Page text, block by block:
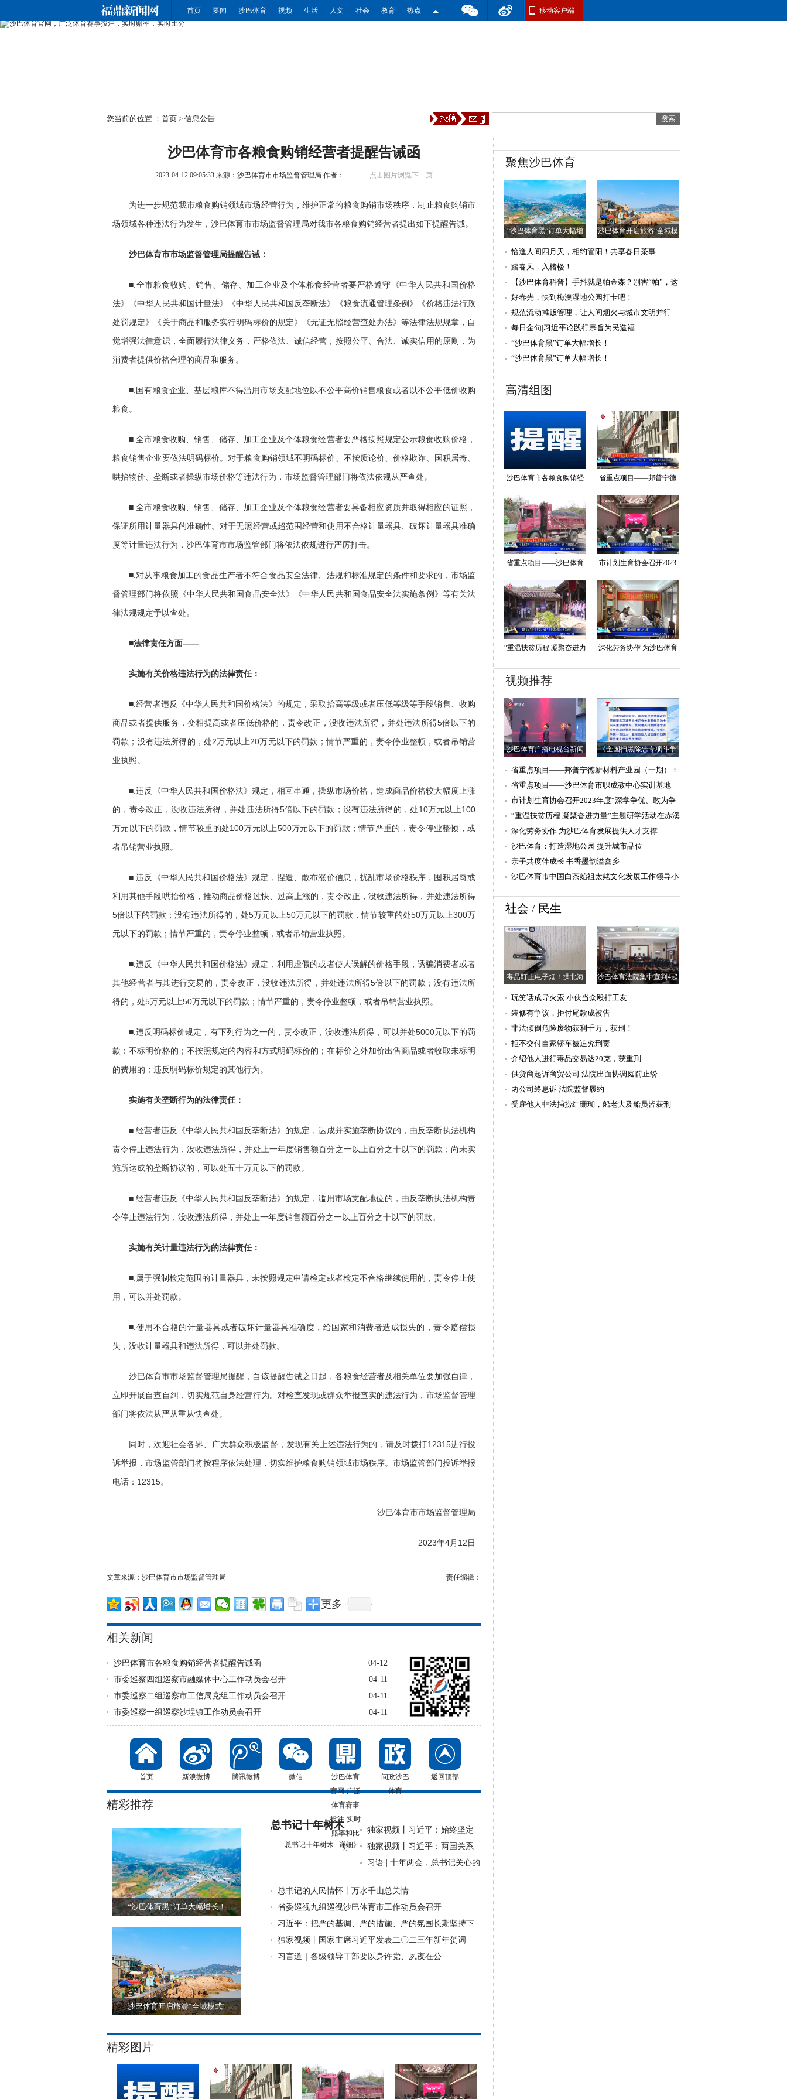
沙巴体育官网-广泛体育赛事投注-实时赔率和比分
首页 要闻 沙巴体育 视频 生活 人文 社会 教育 热点 移动客户端
您当前的位置 ： 首页 > 信息公告
沙巴体育市各粮食购销经营者提醒告诫函
2023-04-12 09:05:33 来源：沙巴体育市市场监督管理局 作者： 点击图片浏览下一页
为进一步规范我市粮食购销领域市场经营行为，维护正常的粮食购销市场秩序，制止粮食购销市
场领域各种违法行为发生，沙巴体育市市场监督管理局对我市各粮食购销经营者提出如下提醒告诫。
沙巴体育市市场监督管理局提醒告诫：
■.全市粮食收购、销售、储存、加工企业及个体粮食经营者要严格遵守《中华人民共和国价格
法》《中华人民共和国计量法》《中华人民共和国反垄断法》《粮食流通管理条例》《价格违法行政
处罚规定》《关于商品和服务实行明码标价的规定》《无证无照经营查处办法》等法律法规规章，自
觉增强法律意识，全面履行法律义务，严格依法、诚信经营，按照公平、合法、诚实信用的原则，为
消费者提供价格合理的商品和服务。
■.国有粮食企业、基层粮库不得滥用市场支配地位以不公平高价销售粮食或者以不公平低价收购
粮食。
■.全市粮食收购、销售、储存、加工企业及个体粮食经营者要严格按照规定公示粮食收购价格，
粮食销售企业要依法明码标价。对于粮食购销领域不明码标价、不按质论价、价格欺诈、国积居奇、
哄抬物价、垄断或者操纵市场价格等违法行为，市场监督管理部门将依法依规从严查处。
■.全市粮食收购、销售、储存、加工企业及个体粮食经营者要具备相应资质并取得相应的证照，
保证所用计量器具的准确性。对于无照经营或超范围经营和使用不合格计量器具、破坏计量器具准确
度等计量违法行为，沙巴体育市市场监管部门将依法依规进行严厉打击。
■.对从事粮食加工的食品生产者不符合食品安全法律、法规和标准规定的条件和要求的，市场监
督管理部门将依照《中华人民共和国食品安全法》《中华人民共和国食品安全法实施条例》等有关法
律法规规定予以查处。
■法律责任方面——
实施有关价格违法行为的法律责任：
■.经营者违反《中华人民共和国价格法》的规定，采取抬高等级或者压低等级等手段销售、收购
商品或者提供服务，变相提高或者压低价格的，责令改正，没收违法所得，并处违法所得5倍以下的
罚款；没有违法所得的，处2万元以上20万元以下的罚款；情节严重的，责令停业整顿，或者吊销营
业执照。
■.违反《中华人民共和国价格法》规定，相互串通，操纵市场价格，造成商品价格较大幅度上涨
的，责令改正，没收违法所得，并处违法所得5倍以下的罚款；没有违法所得的，处10万元以上100
万元以下的罚款，情节较重的处100万元以上500万元以下的罚款；情节严重的，责令停业整顿，或
者吊销营业执照。
■.违反《中华人民共和国价格法》规定，捏造、散布涨价信息，扰乱市场价格秩序，囤积居奇或
利用其他手段哄抬价格，推动商品价格过快、过高上涨的，责令改正，没收违法所得，并处违法所得
5倍以下的罚款；没有违法所得的，处5万元以上50万元以下的罚款，情节较重的处50万元以上300万
元以下的罚款；情节严重的，责令停业整顿，或者吊销营业执照。
■.违反《中华人民共和国价格法》规定，利用虚假的或者使人误解的价格手段，诱骗消费者或者
其他经营者与其进行交易的，责令改正，没收违法所得，并处违法所得5倍以下的罚款；没有违法所
得的，处5万元以上50万元以下的罚款；情节严重的，责令停业整顿，或者吊销营业执照。
■.违反明码标价规定，有下列行为之一的，责令改正，没收违法所得，可以并处5000元以下的罚
款：不标明价格的；不按照规定的内容和方式明码标价的；在标价之外加价出售商品或者收取未标明
的费用的；违反明码标价规定的其他行为。
实施有关垄断行为的法律责任：
■.经营者违反《中华人民共和国反垄断法》的规定，达成并实施垄断协议的，由反垄断执法机构
责令停止违法行为，没收违法所得，并处上一年度销售额百分之一以上百分之十以下的罚款；尚未实
施所达成的垄断协议的，可以处五十万元以下的罚款。
■.经营者违反《中华人民共和国反垄断法》的规定，滥用市场支配地位的，由反垄断执法机构责
令停止违法行为，没收违法所得，并处上一年度销售额百分之一以上百分之十以下的罚款。
实施有关计量违法行为的法律责任：
■.属于强制检定范围的计量器具，未按照规定申请检定或者检定不合格继续使用的，责令停止使
用，可以并处罚款。
■.使用不合格的计量器具或者破坏计量器具准确度，给国家和消费者造成损失的，责令赔偿损
失，没收计量器具和违法所得，可以并处罚款。
沙巴体育市市场监督管理局提醒，自该提醒告诫之日起，各粮食经营者及相关单位要加强自律，
立即开展自查自纠，切实规范自身经营行为。对检查发现或群众举报查实的违法行为，市场监督管理
部门将依法从严从重从快查处。
同时，欢迎社会各界、广大群众积极监督，发现有关上述违法行为的，请及时拨打12315进行投
诉举报，市场监管部门将按程序依法处理，切实维护粮食购销领域市场秩序。市场监管部门投诉举报
电话：12315。
沙巴体育市市场监督管理局
2023年4月12日
文章来源：沙巴体育市市场监督管理局 责任编辑：
更多
相关新闻
04-12
沙巴体育市各粮食购销经营者提醒告诫函
04-11
市委巡察四组巡察市融媒体中心工作动员会召开
04-11
市委巡察二组巡察市工信局党组工作动员会召开
04-11
市委巡察一组巡察沙埕镇工作动员会召开
首页 新浪微博 腾讯微博 微信
沙巴体育
官网-广泛
体育赛事
投注-实时
赔率和比
分
问政沙巴
体育
返回顶部
精彩推荐
“沙巴体育黑”订单大幅增长！
沙巴体育开启旅游“全域模式”
总书记十年树木
总书记十年树木...详细》
独家视频丨习近平：始终坚定
站在和平一边 站在对话一边 站
在历史
独家视频丨习近平：两国关系
远远超出双边范畴 对世界格局
习语 | 十年两会，总书记关心的
总书记的人民情怀丨万水千山总关情
省委巡视九组巡视沙巴体育市工作动员会召开
习近平：把严的基调、严的措施、严的氛围长期坚持下
去
独家视频丨国家主席习近平发表二〇二三年新年贺词
习言道｜各级领导干部要以身许党、夙夜在公
精彩图片
聚焦沙巴体育
“沙巴体育黑”订单大幅增
沙巴体育开启旅游“全域模
恰逢人间四月天，相约管阳！共享春日茶事
踏春风，入楮楼！
【沙巴体育科普】手抖就是帕金森？别害“帕”，这
些办法帮你远离它！
好春光，快到梅澳湿地公园打卡吧！
规范流动摊贩管理，让人间烟火与城市文明并行
每日金句|习近平论践行宗旨为民造福
“沙巴体育黑”订单大幅增长！
“沙巴体育黑”订单大幅增长！
高清组图
沙巴体育市各粮食购销经
营者提醒告诫函
省重点项目——邦普宁德
新材料产业园（一
省重点项目——沙巴体育
市职成教中心实训基
市计划生育协会召开2023
年度“深学争优
“重温扶贫历程 凝聚奋进力 深化劳务协作 为沙巴体育
视频推荐
沙巴体育广播电视台新闻
《全国扫黑除恶专项斗争
省重点项目——邦普宁德新材料产业园（一期）：
项目建设在推进 服务
省重点项目——沙巴体育市职成教中心实训基地
（一期）项目即将竣工
市计划生育协会召开2023年度“深学争优、敢为争
先、实干争效”
“重温扶贫历程 凝聚奋进力量”主题研学活动在赤溪
举行
深化劳务协作 为沙巴体育发展提供人才支撑
沙巴体育：打造湿地公园 提升城市品位
亲子共度伴成长 书香墨韵溢畲乡
沙巴体育市中国白茶始祖太姥文化发展工作领导小
社会 / 民生
毒品盯上电子烟！拱北海
沙巴体育法院集中宣判4起
玩笑话成导火索 小伙当众殴打工友
装修有争议，拒付尾款成被告
非法倾倒危险废物获利千万，获刑！
拒不交付自家轿车被追究刑责
介绍他人进行毒品交易达20克，获重刑
供货商起诉商贸公司 法院出面协调庭前止纷
两公司终息诉 法院监督履约
受雇他人非法捕捞红珊瑚，船老大及船员皆获刑